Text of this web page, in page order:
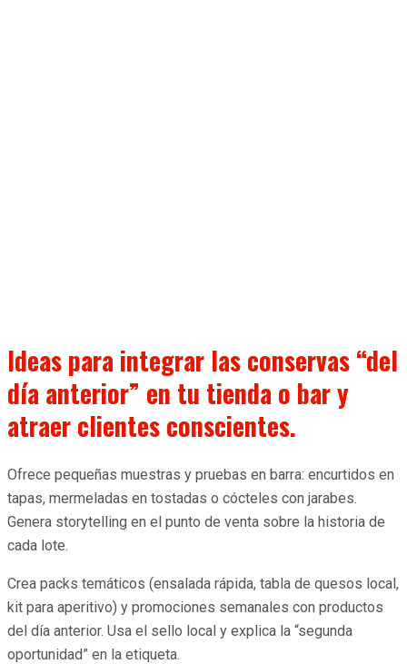
Ideas para integrar las conservas “del
día anterior” en tu tienda o bar y
atraer clientes conscientes.
Ofrece pequeñas muestras y pruebas en barra: encurtidos en
tapas, mermeladas en tostadas o cócteles con jarabes.
Genera storytelling en el punto de venta sobre la historia de
cada lote.
Crea packs temáticos (ensalada rápida, tabla de quesos local,
kit para aperitivo) y promociones semanales con productos
del día anterior. Usa el sello local y explica la “segunda
oportunidad” en la etiqueta.